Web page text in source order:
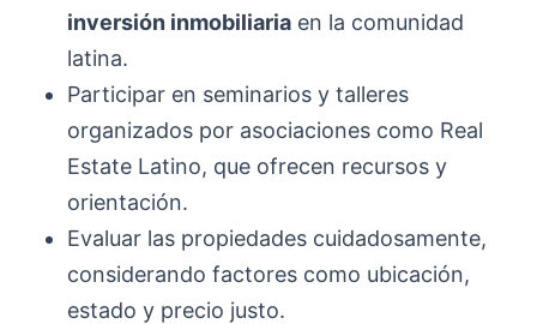
inversión inmobiliaria en la comunidad
latina.
Participar en seminarios y talleres
organizados por asociaciones como Real
Estate Latino, que ofrecen recursos y
orientación.
Evaluar las propiedades cuidadosamente,
considerando factores como ubicación,
estado y precio justo.